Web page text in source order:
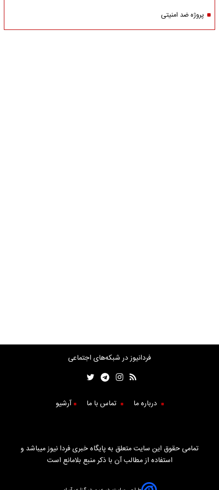
پروژه ضد امنیتی
فردانیوز در شبکه‌های اجتماعی
درباره ما تماس با ما آرشیو
تمامی حقوق این سایت متعلق به پایگاه خبری فردا نیوز میباشد و
استفاده از مطالب آن با ذکر منبع بلامانع است